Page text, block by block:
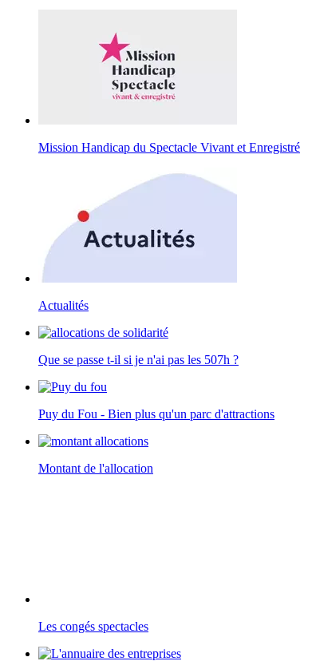
Mission Handicap du Spectacle Vivant et Enregistré
Actualités
Que se passe t-il si je n'ai pas les 507h ?
Puy du Fou - Bien plus qu'un parc d'attractions
Montant de l'allocation
Les congés spectacles